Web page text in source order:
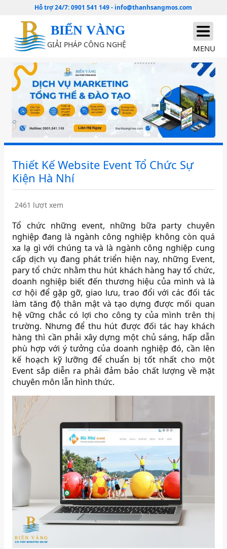
Hỗ trợ 24/7:0901 541 149- info@thanhsangmos.com
BIỂN VÀNG
GIẢI PHÁP CÔNG NGHỆ MENU
Thiết Kế Website Event Tổ Chức Sự
Kiện Hà Nhí
2461 lượt xem
Tổ chức những event, những bữa party chuyên
nghiệp đang là ngành công nghiệp không còn quá
xa lạ gì với chúng ta và là ngành công nghiệp cung
cấp dịch vụ đang phát triển hiện nay, những Event,
pary tổ chức nhằm thu hút khách hàng hay tổ chức,
doanh nghiệp biết đến thương hiệu của mình và là
cơ hội để gặp gỡ, giao lưu, trao đổi với các đối tác
làm tăng độ thân mật và tạo dựng được mối quan
hệ vững chắc có lợi cho công ty của mình trên thị
trường. Nhưng để thu hút được đối tác hay khách
hàng thì cần phải xây dựng một chủ sáng, hấp dẫn
phù hợp với ý tưởng của doanh nghiệp đó, cần lên
kế hoạch kỹ lưỡng để chuẩn bị tốt nhất cho một
Event sắp diễn ra phải đảm bảo chất lượng về mặt
chuyên môn lẫn hình thức.